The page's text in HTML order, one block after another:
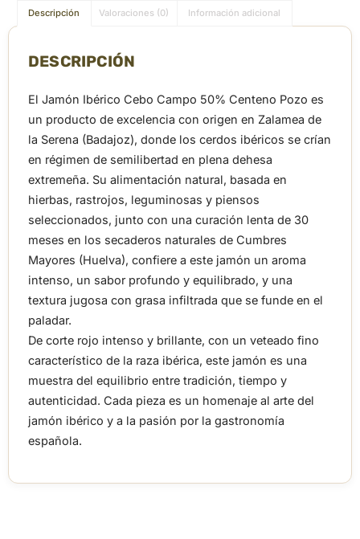
Descripción Valoraciones (0) Información adicional
DESCRIPCIÓN
El Jamón Ibérico Cebo Campo 50% Centeno Pozo es
un producto de excelencia con origen en Zalamea de
la Serena (Badajoz), donde los cerdos ibéricos se crían
en régimen de semilibertad en plena dehesa
extremeña. Su alimentación natural, basada en
hierbas, rastrojos, leguminosas y piensos
seleccionados, junto con una curación lenta de 30
meses en los secaderos naturales de Cumbres
Mayores (Huelva), confiere a este jamón un aroma
intenso, un sabor profundo y equilibrado, y una
textura jugosa con grasa infiltrada que se funde en el
paladar.
De corte rojo intenso y brillante, con un veteado fino
característico de la raza ibérica, este jamón es una
muestra del equilibrio entre tradición, tiempo y
autenticidad. Cada pieza es un homenaje al arte del
jamón ibérico y a la pasión por la gastronomía
española.